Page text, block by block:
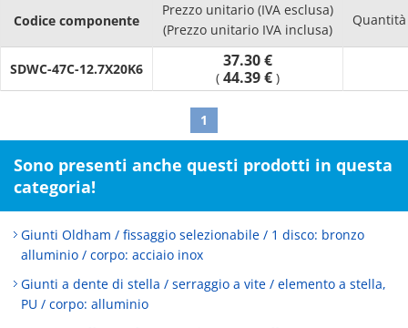
Codice componente
Prezzo unitario (IVA esclusa)
(Prezzo unitario IVA inclusa)
SDWC-47C-12.7X20K6 37.30 €
( 44.39 € )
1
Sono presenti anche questi prodotti in questa
categoria!
Giunti Oldham / fissaggio selezionabile / 1 disco: bronzo
alluminio / corpo: acciaio inox
Giunti a dente di stella / serraggio a vite / elemento a stella,
PU / corpo: alluminio